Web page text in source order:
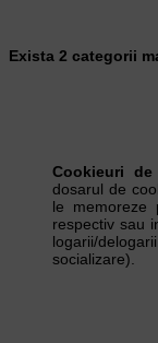
Exista 2 categorii
Cookieuri de
dosarul de
le memoreze
respectiv sau
logarii/
socializare).